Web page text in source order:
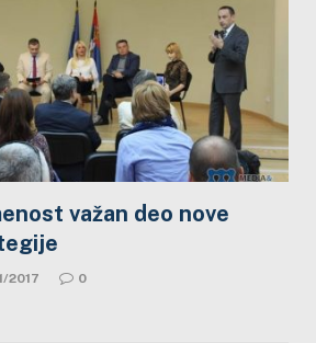
važan deo nove
2017 0